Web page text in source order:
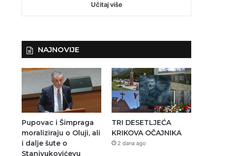
Učitaj više
NAJNOVIJE
Pupovac i Šimpraga
moraliziraju o Oluji, ali
i dalje šute o
Stanivukovićevu
TRI DESETLJEĆA
KRIKOVA OČAJNIKA
2 dana ago